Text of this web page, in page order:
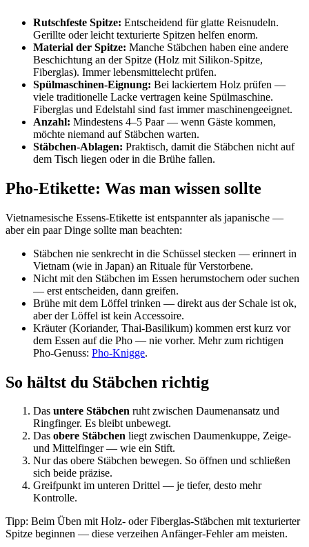
Rutschfeste Spitze: Entscheidend für glatte Reisnudeln.
Gerillte oder leicht texturierte Spitzen helfen enorm.
Material der Spitze: Manche Stäbchen haben eine andere
Beschichtung an der Spitze (Holz mit Silikon-Spitze,
Fiberglas). Immer lebensmittelecht prüfen.
Spülmaschinen-Eignung: Bei lackiertem Holz prüfen —
viele traditionelle Lacke vertragen keine Spülmaschine.
Fiberglas und Edelstahl sind fast immer maschinengeeignet.
Anzahl: Mindestens 4–5 Paar — wenn Gäste kommen,
möchte niemand auf Stäbchen warten.
Stäbchen-Ablagen: Praktisch, damit die Stäbchen nicht auf
dem Tisch liegen oder in die Brühe fallen.
Pho-Etikette: Was man wissen sollte
Vietnamesische Essens-Etikette ist entspannter als japanische —
aber ein paar Dinge sollte man beachten:
Stäbchen nie senkrecht in die Schüssel stecken — erinnert in
Vietnam (wie in Japan) an Rituale für Verstorbene.
Nicht mit den Stäbchen im Essen herumstochern oder suchen
— erst entscheiden, dann greifen.
Brühe mit dem Löffel trinken — direkt aus der Schale ist ok,
aber der Löffel ist kein Accessoire.
Kräuter (Koriander, Thai-Basilikum) kommen erst kurz vor
dem Essen auf die Pho — nie vorher. Mehr zum richtigen
Pho-Genuss: Pho-Knigge.
So hältst du Stäbchen richtig
Das untere Stäbchen ruht zwischen Daumenansatz und
Ringfinger. Es bleibt unbewegt.
Das obere Stäbchen liegt zwischen Daumenkuppe, Zeige-
und Mittelfinger — wie ein Stift.
Nur das obere Stäbchen bewegen. So öffnen und schließen
sich beide präzise.
Greifpunkt im unteren Drittel — je tiefer, desto mehr
Kontrolle.
Tipp: Beim Üben mit Holz- oder Fiberglas-Stäbchen mit texturierter
Spitze beginnen — diese verzeihen Anfänger-Fehler am meisten.